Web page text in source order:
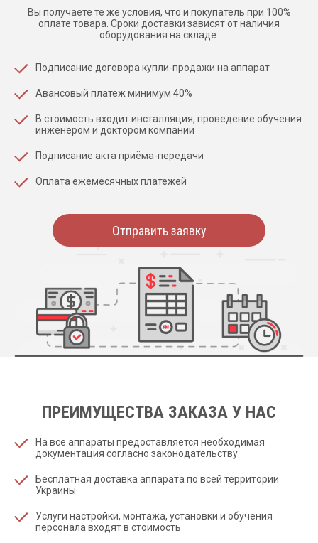
Вы получаете те же условия, что и покупатель при 100%
оплате товара. Сроки доставки зависят от наличия
оборудования на складе.
Подписание договора купли-продажи на аппарат
Авансовый платеж минимум 40%
В стоимость входит инсталляция, проведение обучения
инженером и доктором компании
Подписание акта приёма-передачи
Оплата ежемесячных платежей
Отправить заявку
ПРЕИМУЩЕСТВА ЗАКАЗА У НАС
На все аппараты предоставляется необходимая
документация согласно законодательству
Бесплатная доставка аппарата по всей территории
Украины
Услуги настройки, монтажа, установки и обучения
персонала входят в стоимость